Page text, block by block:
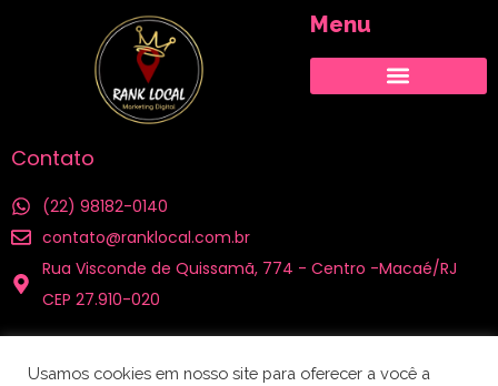
Menu
Contato
(22) 98182-0140
contato@ranklocal.com.br
Rua Visconde de Quissamã, 774 - Centro -Macaé/RJ
CEP 27.910-020
Nossas Redes
Usamos cookies em nosso site para oferecer a você a